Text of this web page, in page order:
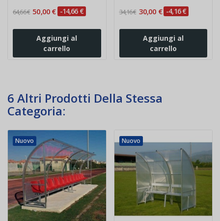
64,66 € 50,00 € -14,66 €
Aggiungi al
carrello
34,16 € 30,00 € -4,16 €
Aggiungi al
carrello
6 Altri Prodotti Della Stessa
Categoria:
Nuovo Nuovo